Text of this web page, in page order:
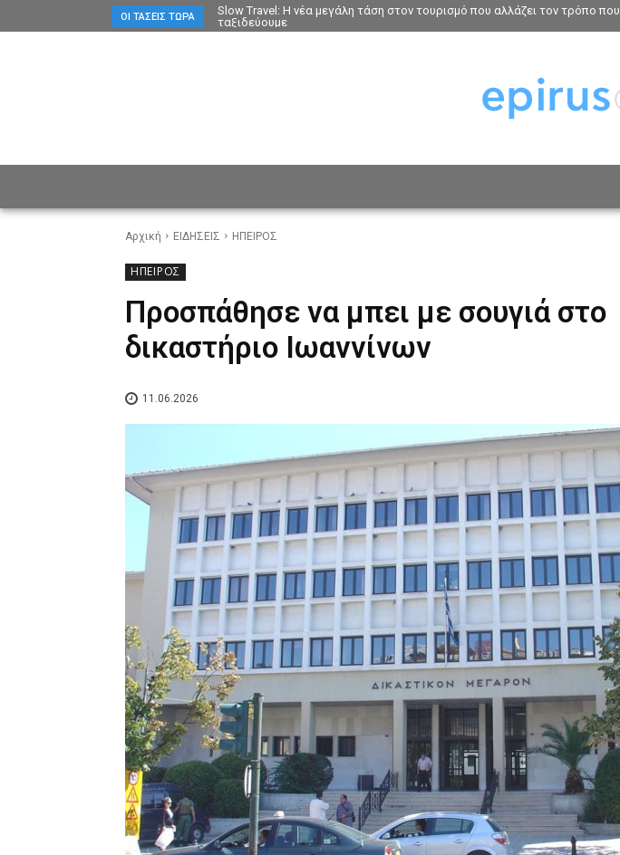
ΟΙ ΤΆΣΕΙΣ ΤΏΡΑ
Slow Travel: Η νέα μεγάλη τάση στον τουρισμό που αλλάζει τον τρόπο που
ταξιδεύουμε
Αρχική ΕΙΔΗΣΕΙΣ ΗΠΕΙΡΟΣ
ΗΠΕΙΡΟΣ
Προσπάθησε να μπει με σουγιά στο
δικαστήριο Ιωαννίνων
11.06.2026